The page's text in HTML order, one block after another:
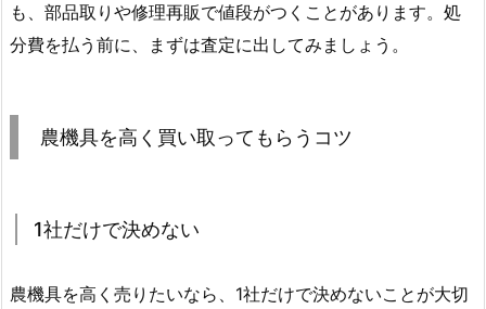
も、部品取りや修理再販で値段がつくことがあります。処
分費を払う前に、まずは査定に出してみましょう。
農機具を高く買い取ってもらうコツ
1社だけで決めない
農機具を高く売りたいなら、1社だけで決めないことが大切